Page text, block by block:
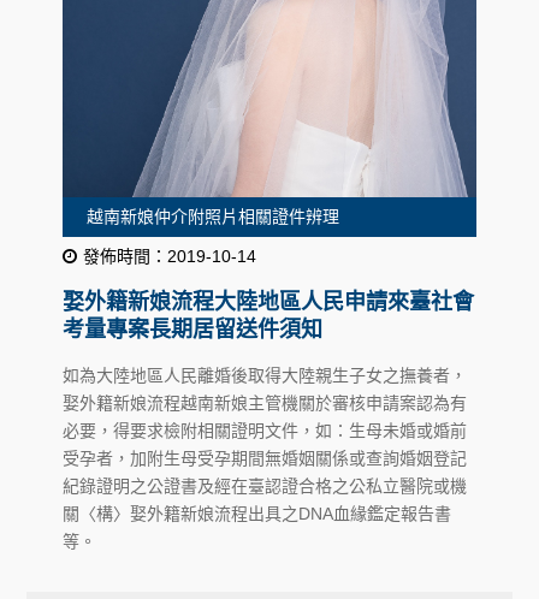
越南新娘仲介附照片相關證件辨理
發佈時間：2019-10-14
娶外籍新娘流程大陸地區人民申請來臺社會
考量專案長期居留送件須知
如為大陸地區人民離婚後取得大陸親生子女之撫養者，
娶外籍新娘流程越南新娘主管機關於審核申請案認為有
必要，得要求檢附相關證明文件，如：生母未婚或婚前
受孕者，加附生母受孕期間無婚姻關係或查詢婚姻登記
紀錄證明之公證書及經在臺認證合格之公私立醫院或機
關〈構〉娶外籍新娘流程出具之DNA血緣鑑定報告書
等。